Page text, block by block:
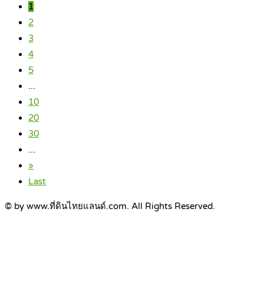
1
2
3
4
5
...
10
20
30
...
»
Last
© by www.ที่ดินไทยแลนด์.com. All Rights Reserved.